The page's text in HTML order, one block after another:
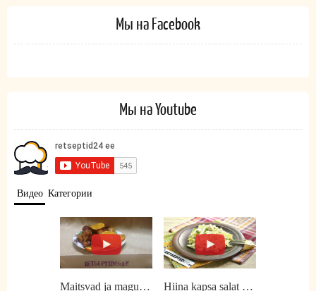
Мы на Facebook
Мы на Youtube
Видео Категории
Maitsvad ja magusad kanakoivad ahjus Hiina kapsa salat kanalihaga